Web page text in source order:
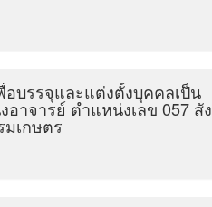
บรรจุและแต่งตั้งบุคคลเป็น
าจารย์ ตำแหน่งเลข 057 สั
เกษตร